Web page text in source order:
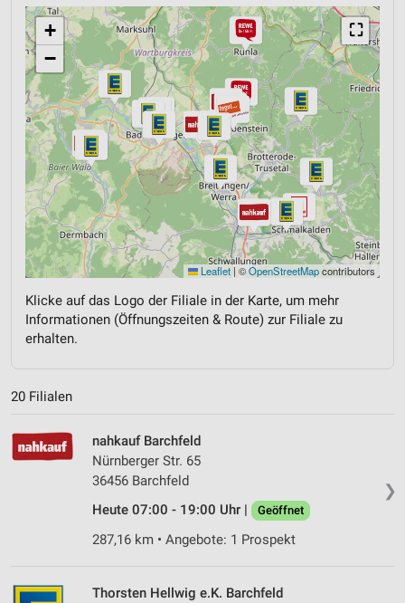
⛶
+
−
Leaflet | ©OpenStreetMapcontributors
Klicke auf das Logo der Filiale in der Karte, um mehr
Informationen (Öffnungszeiten & Route) zur Filiale zu
erhalten.
20 Filialen
❯
nahkauf Barchfeld
Nürnberger Str. 65
36456 Barchfeld
Heute 07:00 - 19:00 Uhr |
Geöffnet
287,16 km • Angebote: 1 Prospekt
Thorsten Hellwig e.K. Barchfeld